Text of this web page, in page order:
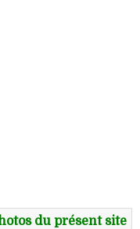
du présent site